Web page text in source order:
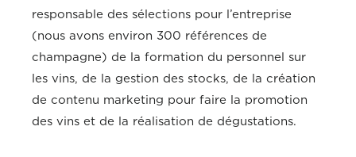
responsable des sélections pour l’entreprise
(nous avons environ 300 références de
champagne) de la formation du personnel sur
les vins, de la gestion des stocks, de la création
de contenu marketing pour faire la promotion
des vins et de la réalisation de dégustations.